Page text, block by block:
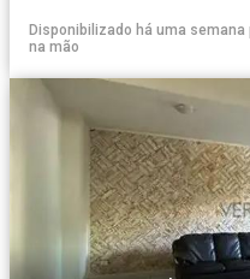
Disponibilizado há uma semana
na mão